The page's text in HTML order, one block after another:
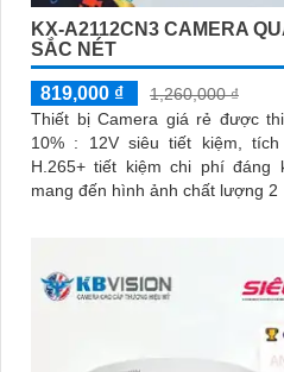
KX-A2112CN3 CAMERA
SẮC NÉT
819,000 ₫
1,260,000 ₫
Thiết bị Camera giá rẻ được
10% : 12V siêu tiết kiệm,
H.265+ tiết kiệm chi phí đáng kể. Mô hình KX-
mang đến hình ảnh chất lượng 2